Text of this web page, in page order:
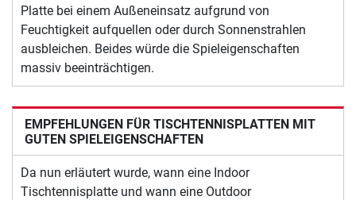
Platte bei einem Außeneinsatz aufgrund von
Feuchtigkeit aufquellen oder durch Sonnenstrahlen
ausbleichen. Beides würde die Spieleigenschaften
massiv beeinträchtigen.
EMPFEHLUNGEN FÜR TISCHTENNISPLATTEN MIT
GUTEN SPIELEIGENSCHAFTEN
Da nun erläutert wurde, wann eine Indoor
Tischtennisplatte und wann eine Outdoor